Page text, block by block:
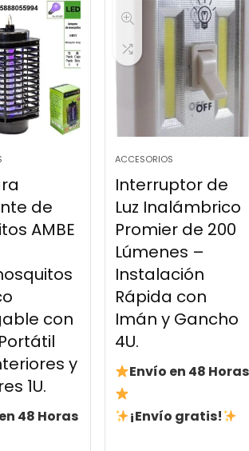
de
AMBE
con
y
1U.
48 Horas
ACCESORIOS
Interruptor de
Luz Inalámbrico
Promier de 200
Lúmenes –
Instalación
Rápida con
Imán y Gancho
4U.
Envío en 48 Horas
¡Envío gratis!